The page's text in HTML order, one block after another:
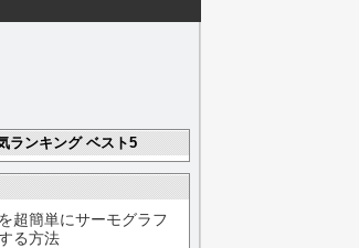
ランキング ベスト5
超簡単にサーモグラフ
る方法